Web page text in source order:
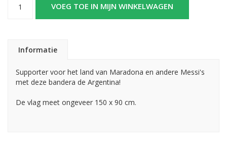
VOEG TOE IN MIJN WINKELWAGEN
Informatie
Supporter voor het land van Maradona en andere Messi's
met deze bandera de Argentina!
De vlag meet ongeveer 150 x 90 cm.